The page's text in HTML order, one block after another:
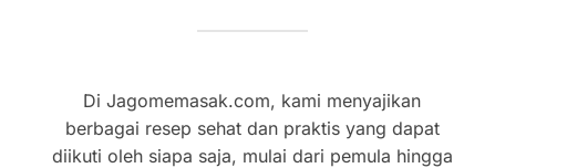
Di Jagomemasak.com, kami menyajikan
berbagai resep sehat dan praktis yang dapat
diikuti oleh siapa saja, mulai dari pemula hingga